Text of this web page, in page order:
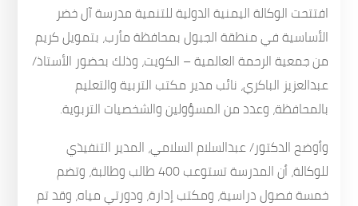
افتتحت الوكالة اليمنية الدولية للتنمية مدرسة آل خضر
الأساسية في منطقة الجبول بمحافظة مأرب، بتمويل كريم
من جمعية الرحمة العالمية – الكويت، وذلك بحضور الأستاذ/
عبدالعزيز الباكري، نائب مدير مكتب التربية والتعليم
بالمحافظة، وعدد من المسؤولين والشخصيات التربوية.
وأوضح الدكتور/ عبدالسلام السلامي، المدير التنفيذي
للوكالة، أن المدرسة تستوعب 400 طالب وطالبة، وتضم
خمسة فصول دراسية، ومكتب إدارة، ودورتي مياه، وقد تم